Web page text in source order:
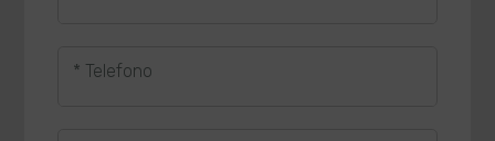
* Telefono